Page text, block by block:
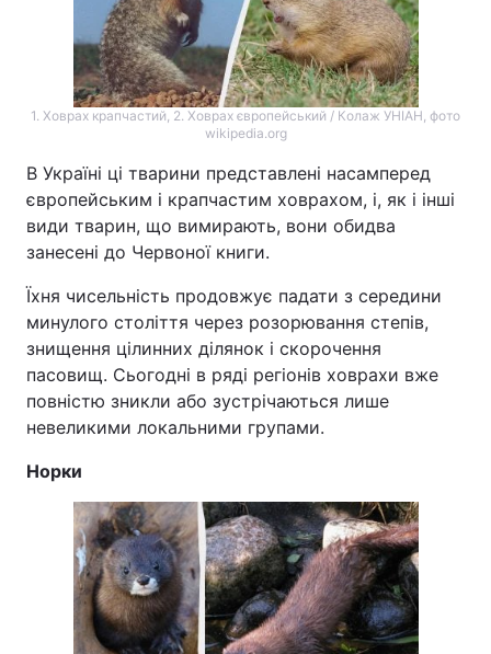
1. Ховрах крапчастий, 2. Ховрах європейський / Колаж УНІАН, фото
wikipedia.org
В Україні ці тварини представлені насамперед
європейським і крапчастим ховрахом, і, як і інші
види тварин, що вимирають, вони обидва
занесені до Червоної книги.
Їхня чисельність продовжує падати з середини
минулого століття через розорювання степів,
знищення цілинних ділянок і скорочення
пасовищ. Сьогодні в ряді регіонів ховрахи вже
повністю зникли або зустрічаються лише
невеликими локальними групами.
Норки